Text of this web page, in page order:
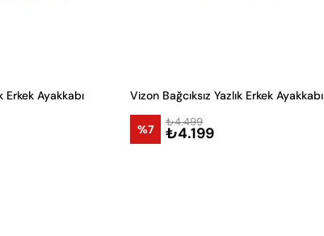
Erkek Ayakkabı Vizon Bağcıksız Yazlık Erkek Ayakkabı
%7 ₺4.199
₺4.499